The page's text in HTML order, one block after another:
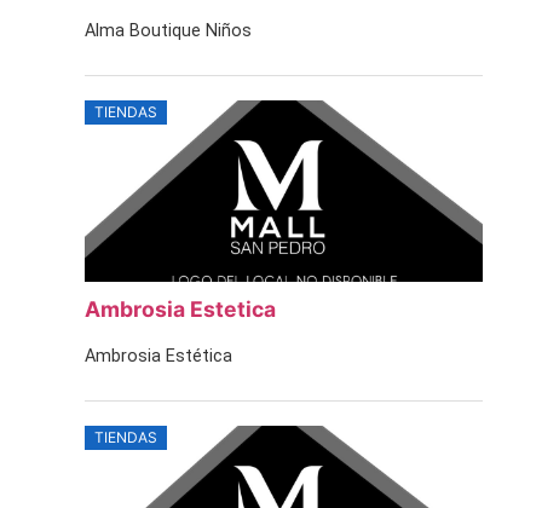
Alma Boutique Niños
TIENDAS
Ambrosia Estetica
Ambrosia Estética
TIENDAS